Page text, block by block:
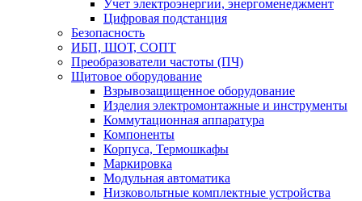
Учет электроэнергии, энергоменеджмент
Цифровая подстанция
Безопасность
ИБП, ШОТ, СОПТ
Преобразователи частоты (ПЧ)
Щитовое оборудование
Взрывозащищенное оборудование
Изделия электромонтажные и инструменты
Коммутационная аппаратура
Компоненты
Корпуса, Термошкафы
Маркировка
Модульная автоматика
Низковольтные комплектные устройства